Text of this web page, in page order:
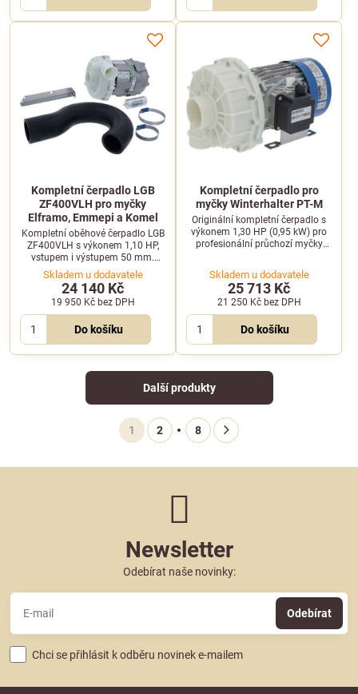
Kompletní čerpadlo LGB
ZF400VLH pro myčky
Elframo, Emmepi a Komel
Kompletní oběhové čerpadlo LGB
ZF400VLH s výkonem 1,10 HP,
vstupem i výstupem 50 mm.
Určeno pro profesionální myčky
Elframo, Emmepi a Komel.
Skladem u dodavatele
24 140 Kč
19 950 Kč bez DPH
Do košíku
Kompletní čerpadlo pro
myčky Winterhalter PT-M
Originální kompletní čerpadlo s
výkonem 1,30 HP (0,95 kW) pro
profesionální průchozí myčky
Skladem u dodavatele
25 713 Kč
21 250 Kč bez DPH
Do košíku
Další produkty
1 2 8
Newsletter
Odebírat naše novinky:
Odebírat
Chci se přihlásit k odběru novinek e-mailem